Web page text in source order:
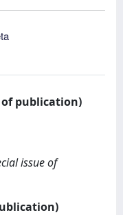
publication)
issue of